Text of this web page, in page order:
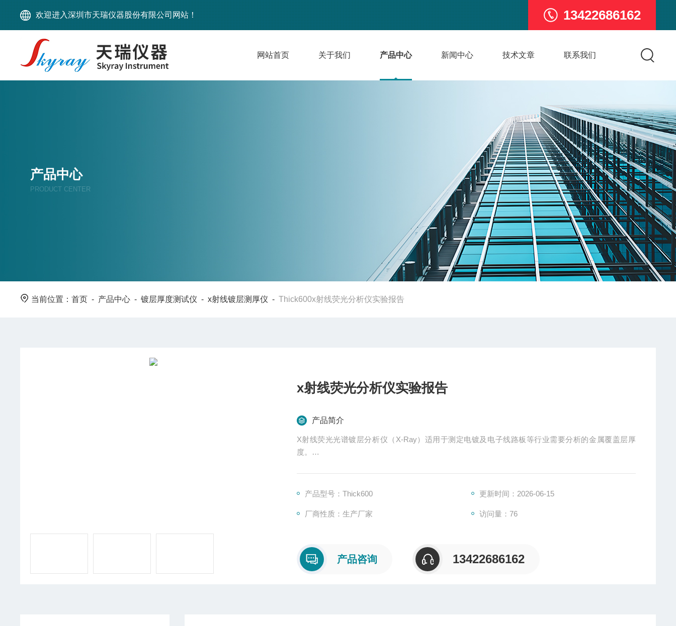
欢迎进入深圳市天瑞仪器股份有限公司网站！ 13422686162
网站首页 关于我们 产品中心 新闻中心 技术文章 联系我们
产品中心
PRODUCT CENTER
当前位置：首页 - 产品中心 -镀层厚度测试仪 -x射线镀层测厚仪 -Thick600x射线荧光分析仪实验报告
x射线荧光分析仪实验报告
产品简介
X射线荧光光谱镀层分析仪（X-Ray）适用于测定电镀及电子线路板等行业需要分析的金属覆盖层厚
度。
可。产品型号：Thick600 更新时间：2026-06-15
厂商性质：生产厂家 访问量：76
产品咨询 13422686162